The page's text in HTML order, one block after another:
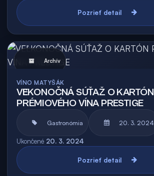
Pozrieť detail
Archív
VÍNO MATYŠÁK
VEĽKONOČNÁ SÚŤAŽ O KARTÓN
PRÉMIOVÉHO VÍNA PRESTIGE
Gastronómia 20. 3. 2024
Ukončené 20. 3. 2024
Pozrieť detail